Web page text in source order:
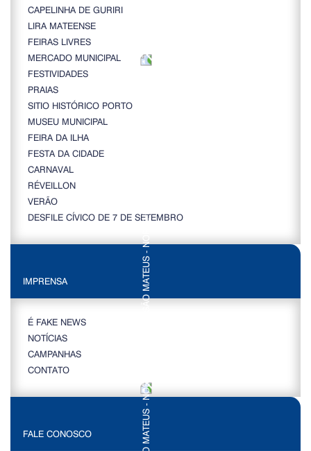
CAPELINHA DE GURIRI
LIRA MATEENSE
FEIRAS LIVRES
MERCADO MUNICIPAL
FESTIVIDADES
PRAIAS
SITIO HISTÓRICO PORTO
MUSEU MUNICIPAL
FEIRA DA ILHA
FESTA DA CIDADE
CARNAVAL
RÉVEILLON
VERÃO
DESFILE CÍVICO DE 7 DE SETEMBRO
IMPRENSA
É FAKE NEWS
NOTÍCIAS
CAMPANHAS
CONTATO
FALE CONOSCO